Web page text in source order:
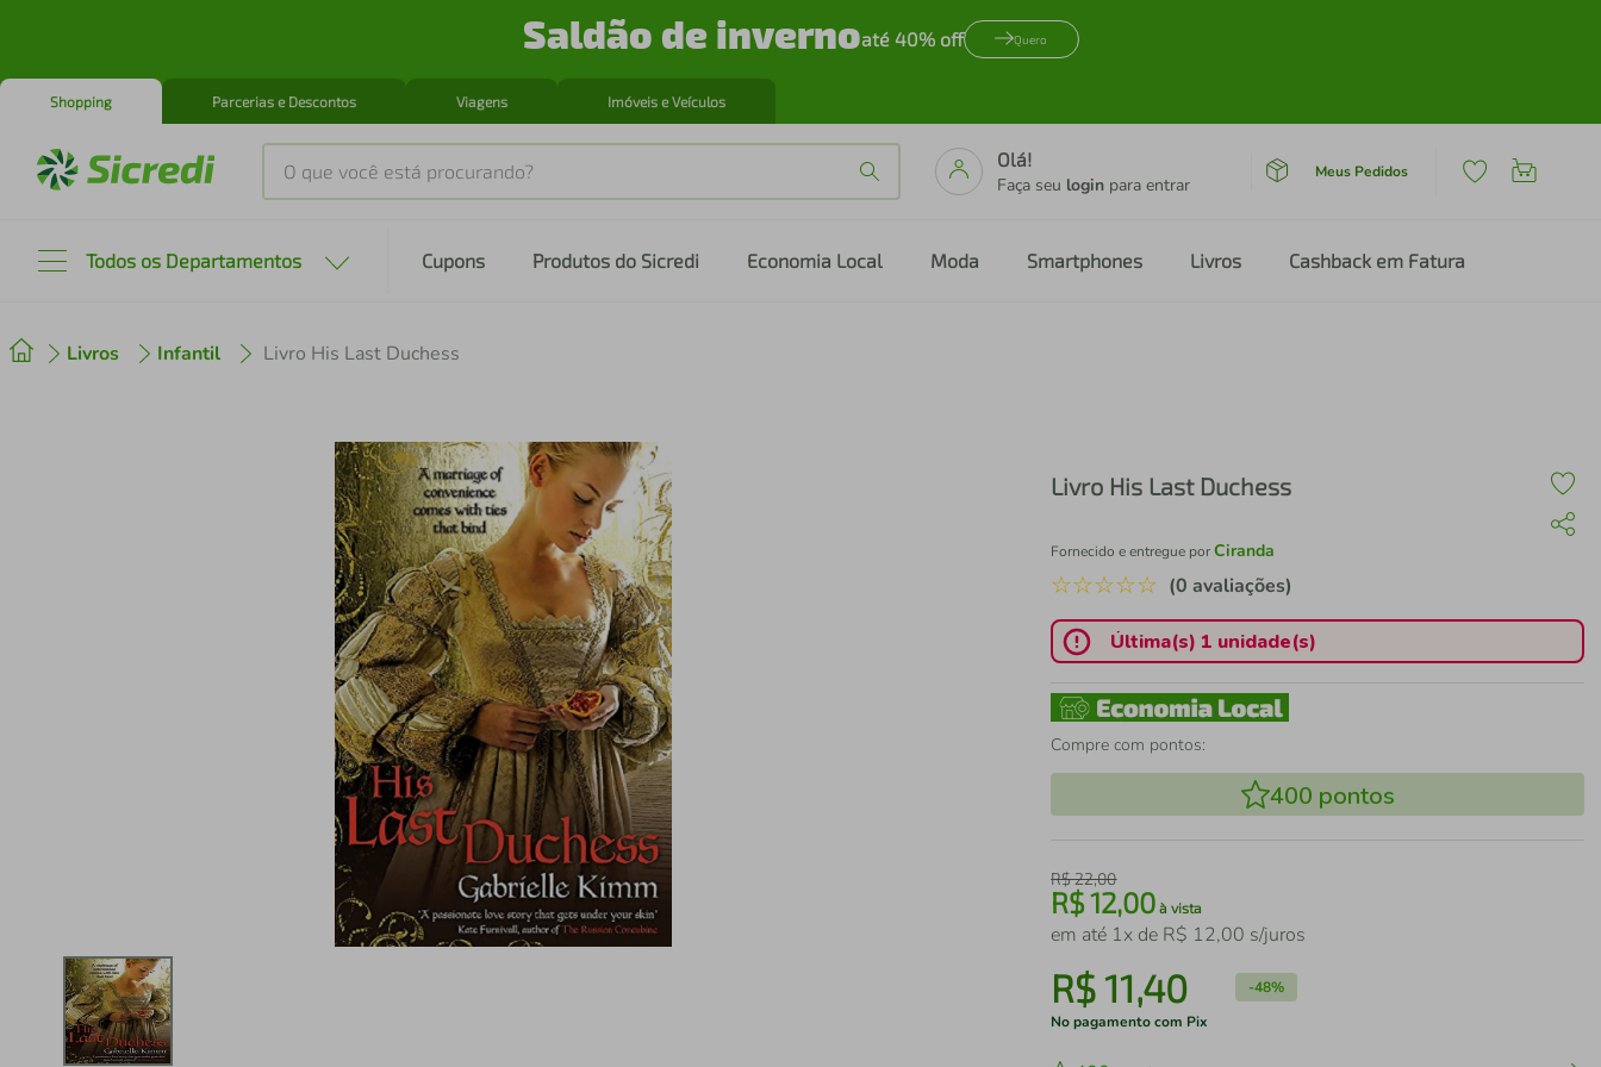
Saldão de invernoaté 40% off Quero
Shopping Parcerias e Descontos Viagens Imóveis e Veículos
O que você está procurando?
Olá!
Faça seu login para entrar
Meus Pedidos
Todos os Departamentos Cupons Produtos do Sicredi Economia Local Moda Smartphones Livros Cashback em Fatura
Livros Infantil Livro His Last Duchess
Livro His Last Duchess
Fornecido e entregue porCiranda
☆☆☆☆☆ (0 avaliações)
Última(s) 1 unidade(s)
Compre com pontos:
400 pontos
R$22,00
R$12,00 à vista
em até 1x de R$ 12,00 s/juros
R$11,40 -48%
No pagamento com Pix
2º cafeteira
air fryer